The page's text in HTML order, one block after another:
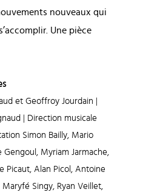
nouveaux qui
Une pièce
et Geoffroy Jourdain |
| Direction musicale
Simon Bailly, Mario
Gengoul, Myriam Jarmache,
Picaut, Alan Picol, Antoine
Singy, Ryan Veillet,